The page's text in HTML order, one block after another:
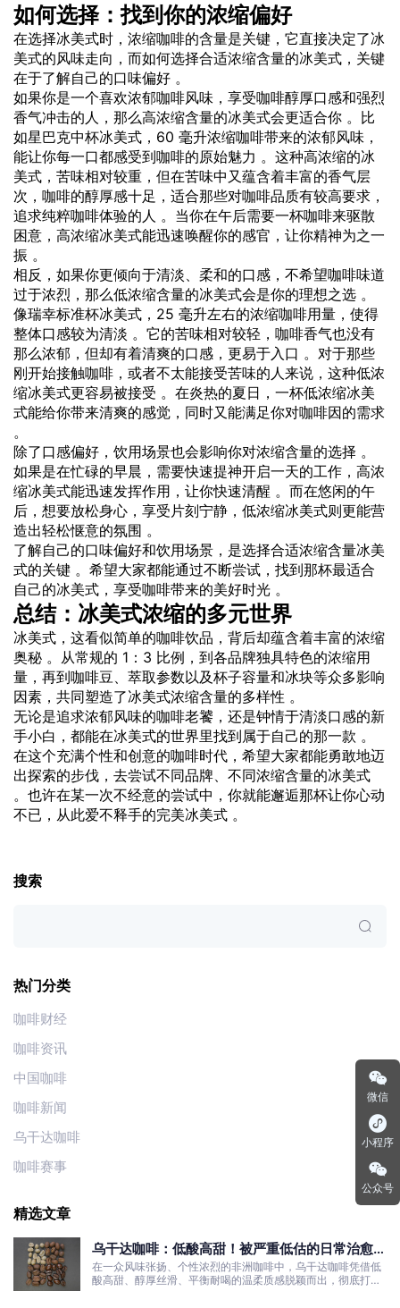
如何选择：找到你的浓缩偏好
在选择冰美式时，浓缩咖啡的含量是关键，它直接决定了冰
美式的风味走向，而如何选择合适浓缩含量的冰美式，关键
在于了解自己的口味偏好 。
如果你是一个喜欢浓郁咖啡风味，享受咖啡醇厚口感和强烈
香气冲击的人，那么高浓缩含量的冰美式会更适合你 。比
如星巴克中杯冰美式，60 毫升浓缩咖啡带来的浓郁风味，
能让你每一口都感受到咖啡的原始魅力 。这种高浓缩的冰
美式，苦味相对较重，但在苦味中又蕴含着丰富的香气层
次，咖啡的醇厚感十足，适合那些对咖啡品质有较高要求，
追求纯粹咖啡体验的人 。当你在午后需要一杯咖啡来驱散
困意，高浓缩冰美式能迅速唤醒你的感官，让你精神为之一
振 。
相反，如果你更倾向于清淡、柔和的口感，不希望咖啡味道
过于浓烈，那么低浓缩含量的冰美式会是你的理想之选 。
像瑞幸标准杯冰美式，25 毫升左右的浓缩咖啡用量，使得
整体口感较为清淡 。它的苦味相对较轻，咖啡香气也没有
那么浓郁，但却有着清爽的口感，更易于入口 。对于那些
刚开始接触咖啡，或者不太能接受苦味的人来说，这种低浓
缩冰美式更容易被接受 。在炎热的夏日，一杯低浓缩冰美
式能给你带来清爽的感觉，同时又能满足你对咖啡因的需求
。
除了口感偏好，饮用场景也会影响你对浓缩含量的选择 。
如果是在忙碌的早晨，需要快速提神开启一天的工作，高浓
缩冰美式能迅速发挥作用，让你快速清醒 。而在悠闲的午
后，想要放松身心，享受片刻宁静，低浓缩冰美式则更能营
造出轻松惬意的氛围 。
了解自己的口味偏好和饮用场景，是选择合适浓缩含量冰美
式的关键 。希望大家都能通过不断尝试，找到那杯最适合
自己的冰美式，享受咖啡带来的美好时光 。
总结：冰美式浓缩的多元世界
冰美式，这看似简单的咖啡饮品，背后却蕴含着丰富的浓缩
奥秘 。从常规的 1：3 比例，到各品牌独具特色的浓缩用
量，再到咖啡豆、萃取参数以及杯子容量和冰块等众多影响
因素，共同塑造了冰美式浓缩含量的多样性 。
无论是追求浓郁风味的咖啡老饕，还是钟情于清淡口感的新
手小白，都能在冰美式的世界里找到属于自己的那一款 。
在这个充满个性和创意的咖啡时代，希望大家都能勇敢地迈
出探索的步伐，去尝试不同品牌、不同浓缩含量的冰美式
。也许在某一次不经意的尝试中，你就能邂逅那杯让你心动
不已，从此爱不释手的完美冰美式 。
搜索
热门分类
咖啡财经
咖啡资讯
中国咖啡
咖啡新闻
乌干达咖啡
咖啡赛事
精选文章
乌干达咖啡：低酸高甜！被严重低估的日常治愈口
粮豆
在一众风味张扬、个性浓烈的非洲咖啡中，乌干达咖啡凭借低
酸高甜、醇厚丝滑、平衡耐喝的温柔质感脱颖而出，彻底打破
微信
小程序
公众号